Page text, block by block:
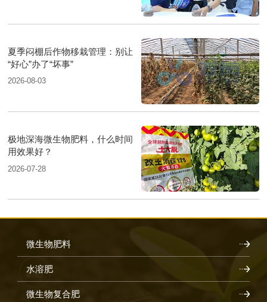
夏季闷棚后作物移栽管理：别让
“好心”办了“坏事”
2026-08-03
极地深海微生物肥料，什么时间
用效果好？
2026-07-28
微生物肥料
水溶肥
微生物复合肥